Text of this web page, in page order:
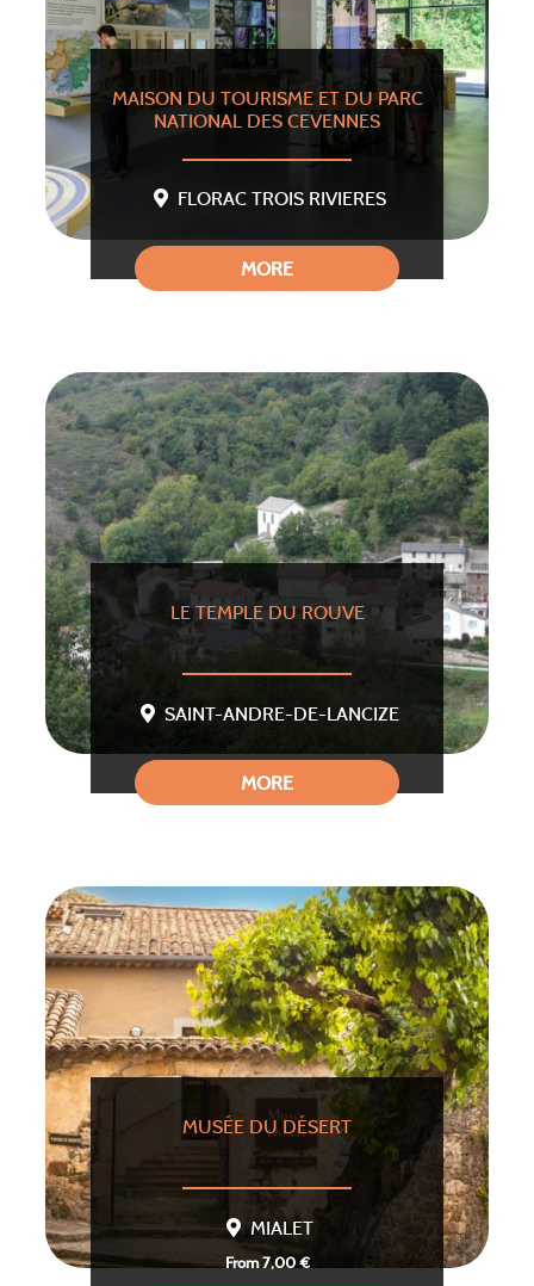
MAISON DU TOURISME ET DU PARC
NATIONAL DES CEVENNES
FLORAC TROIS RIVIERES
MORE
LE TEMPLE DU ROUVE
SAINT-ANDRE-DE-LANCIZE
MORE
MUSÉE DU DÉSERT
MIALET
From 7,00 €